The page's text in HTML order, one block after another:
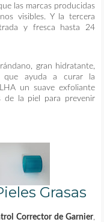
las marcas producidas
visibles. Y la tercera
y fresca hasta 24
gran hidratante,
que ayuda a curar la
un suave exfoliante
de la piel para prevenir
Grasas
Corrector de Garnier,